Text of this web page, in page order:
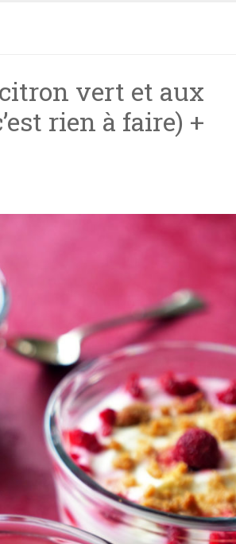
vert et aux
rien à faire) +